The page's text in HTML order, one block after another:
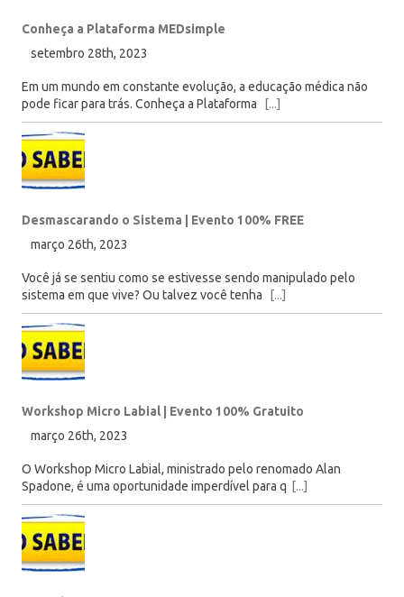
Conheça a Plataforma MEDsimple
setembro 28th, 2023
Em um mundo em constante evolução, a educação médica não
pode ficar para trás. Conheça a Plataforma
[...]
Desmascarando o Sistema | Evento 100% FREE
março 26th, 2023
Você já se sentiu como se estivesse sendo manipulado pelo
sistema em que vive? Ou talvez você tenha
[...]
Workshop Micro Labial | Evento 100% Gratuito
março 26th, 2023
O Workshop Micro Labial, ministrado pelo renomado Alan
Spadone, é uma oportunidade imperdível para q [...]